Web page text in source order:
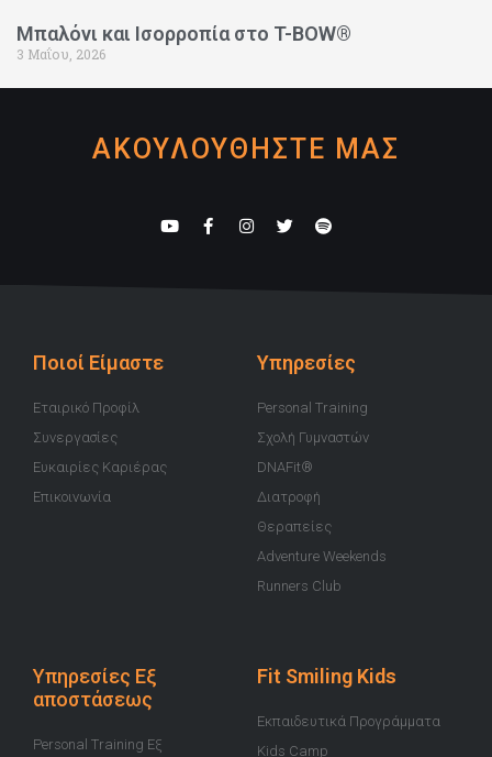
Μπαλόνι και Ισορροπία στο T-BOW®
3 Μαΐου, 2026
ΑΚΟΥΛΟΥΘΗΣΤΕ ΜΑΣ
Y F
a
I
m
T S
p
Ποιοί Είμαστε
Εταιρικό Προφίλ
Συνεργασίες
Ευκαιρίες Καριέρας
Επικοινωνία
Υπηρεσίες
Personal Training
Σχολή Γυμναστών
DNAFit®
Διατροφή
Θεραπείες
Adventure Weekends
Runners Club
Υπηρεσίες Εξ
αποστάσεως
Personal Training Εξ
Fit Smiling Kids
Εκπαιδευτικά Προγράμματα
Kids Camp